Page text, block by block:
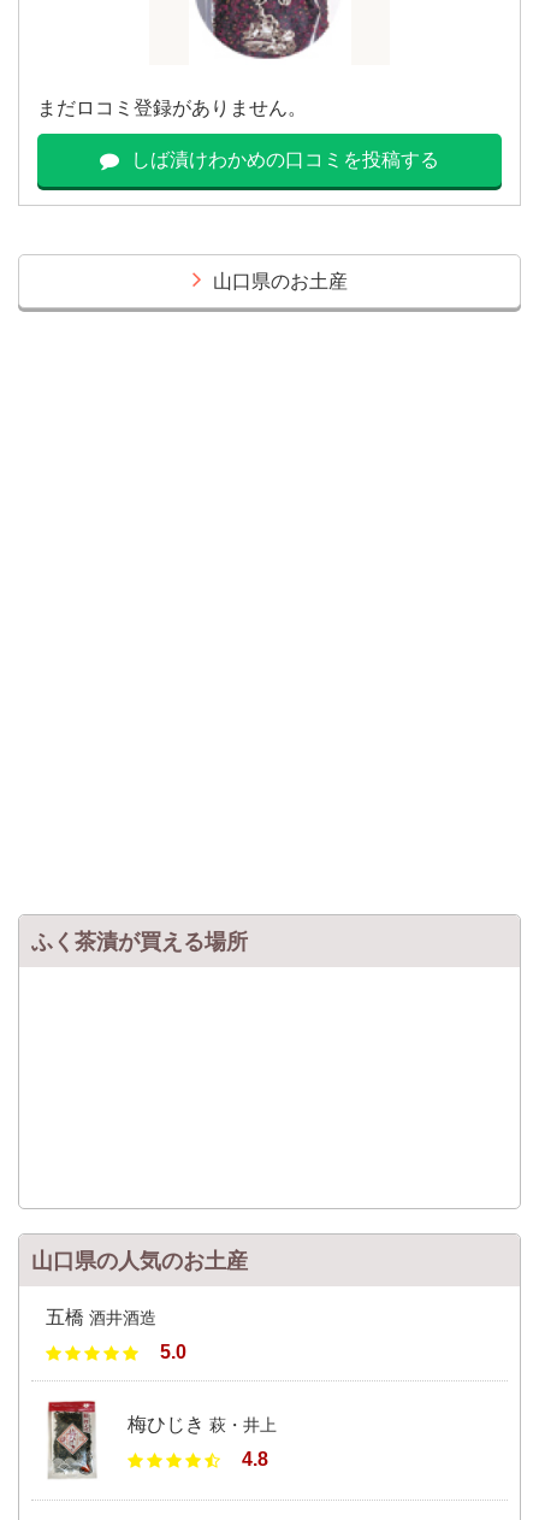
まだロコミ登録がありません。
しば漬けわかめの口コミを投稿する
山口県のお土産
ふく茶漬が買える場所
山口県の人気のお土産
五橋 酒井酒造
5.0
梅ひじき 萩・井上
4.8